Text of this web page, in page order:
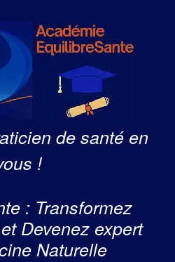
de santé en
!
: Transformez
Devenez expert
Naturelle